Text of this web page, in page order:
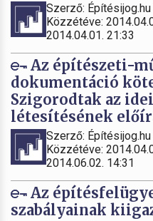
Szerző: Építésijog.hu
Közzétéve:
2014.04.01. 21:33
Az építészeti-
dokumentáció
Szigorodtak az
létesítésének
Szerző: Építésijog.hu
Közzétéve:
2014.06.02. 14:31
Az
szabályainak